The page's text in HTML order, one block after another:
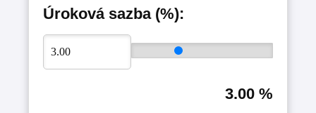
Úroková sazba (%):
3.00 %